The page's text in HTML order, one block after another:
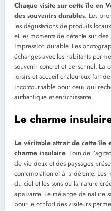
Chaque visite sur cette île en
des souvenirs durables. Les
les dégustations de produits
et les moments de détente sur
impression durable. Les
échanges avec les habitants
souvenir concret et personnel. La
loisirs et accueil chaleureux fait
incontournable pour ceux qui
authentique et enrichissante.
Le charme
Le véritable attrait de cette île
charme insulaire. Loin de
de vie doux et des paysages
contemplation et à la détente. Les
du ciel et les sons de la nature
apaisante. Le mélange de nature
pour le confort des visiteurs